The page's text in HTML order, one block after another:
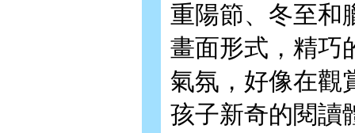
重陽節、冬至和
畫面形式，精巧
氣氛，好像在觀
孩子新奇的閱讀